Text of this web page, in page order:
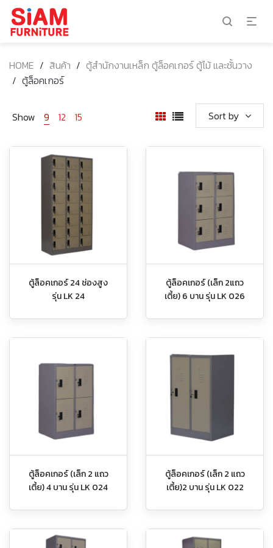
HOME / สินค้า / ตู้สำนักงานเหล็ก ตู้ล็อคเกอร์ ตู้ไม้ และชั้นวาง
/ ตู้ล็อคเกอร์
Show 9 12 15 Sort by
ตู้ล็อคเกอร์ 24 ช่องสูง
รุ่น LK 24
ตู้ล็อคเกอร์ (เล็ก 2แถว
เตี้ย) 6 บาน รุ่น LK 026
ตู้ล็อคเกอร์ (เล็ก 2 แถว
เตี้ย) 4 บาน รุ่น LK 024
ตู้ล็อคเกอร์ (เล็ก 2 แถว
เตี้ย)2 บาน รุ่น LK 022